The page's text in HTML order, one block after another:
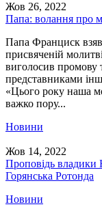
Жов 26, 2022
Папа: волання про
Папа Франциск взяв
присвяченій
виголосив промову
представниками
«Цього року наша
важко пору...
Новини
Жов 14, 2022
Проповідь владики
Горянська Ротонда
Новини